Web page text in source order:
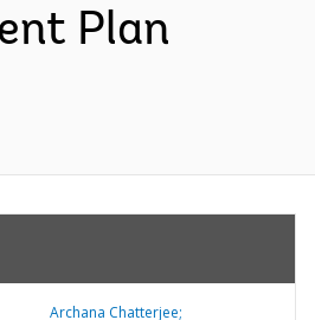
Plan
Archana Chatterjee;